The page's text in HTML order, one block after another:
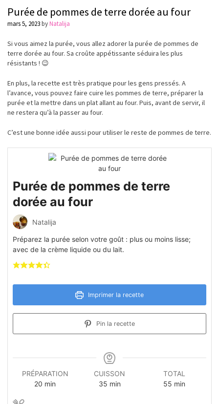
Purée de pommes de terre dorée au four
mars 5, 2023byNatalija
Si vous aimez la purée, vous allez adorer la purée de pommes de
terre dorée au four. Sa croûte appétissante séduira les plus
résistants ! 😉
En plus, la recette esttrès pratique pour les gens pressés. A
l’avance, vous pouvez faire cuire les pommes de terre, préparerla
purée et la mettre dans un plat allant au four. Puis, avant de servir, il
ne restera qu’à la passer au four.
C’est une bonne idée aussi pour utiliser le reste de pommes de terre.
Purée de pommes de terre
dorée au four
Natalija
Préparez la purée selon votre goût : plus ou moins lisse;
avec de la crème liquide ou du lait.
Imprimer la recette
Pin la recette
PRÉPARATION
20 minutes
min
CUISSON
35minutes
min
TOTAL
55minutes
min